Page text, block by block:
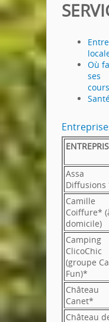
Où
ses
Assa
Diffusions
Camille
Coiffure*
domicile)
Camping
ClicoChic
(groupe
Fun)*
Château
Canet*
Château